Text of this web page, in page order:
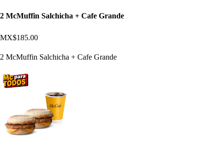
2 McMuffin Salchicha + Cafe Grande
MX$185.00
2 McMuffin Salchicha + Cafe Grande